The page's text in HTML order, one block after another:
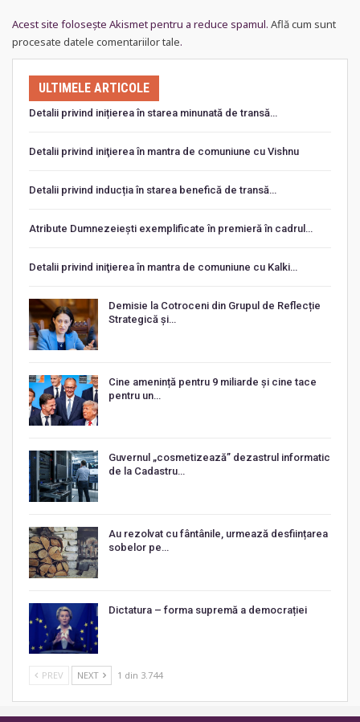
Acest site folosește Akismet pentru a reduce spamul. Află cum sunt
procesate datele comentariilor tale.
ULTIMELE ARTICOLE
Detalii privind inițierea în starea minunată de transă…
Detalii privind iniţierea în mantra de comuniune cu Vishnu
Detalii privind inducția în starea benefică de transă…
Atribute Dumnezeiești exemplificate în premieră în cadrul…
Detalii privind iniţierea în mantra de comuniune cu Kalki…
Demisie la Cotroceni din Grupul de Reflecție
Strategică și…
Cine amenință pentru 9 miliarde și cine tace
pentru un…
Guvernul „cosmetizează” dezastrul informatic
de la Cadastru…
Au rezolvat cu fântânile, urmează desființarea
sobelor pe…
Dictatura – forma supremă a democrației
PREV NEXT 1 din 3.744